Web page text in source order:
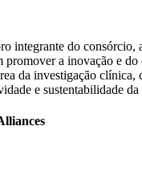
integrante do
promover a inovação e
da investigação clínica,
e sustentabilidade da